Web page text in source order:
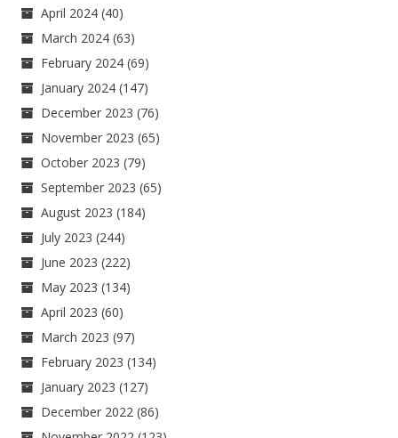
April 2024 (40)
March 2024 (63)
February 2024 (69)
January 2024 (147)
December 2023 (76)
November 2023 (65)
October 2023 (79)
September 2023 (65)
August 2023 (184)
July 2023 (244)
June 2023 (222)
May 2023 (134)
April 2023 (60)
March 2023 (97)
February 2023 (134)
January 2023 (127)
December 2022 (86)